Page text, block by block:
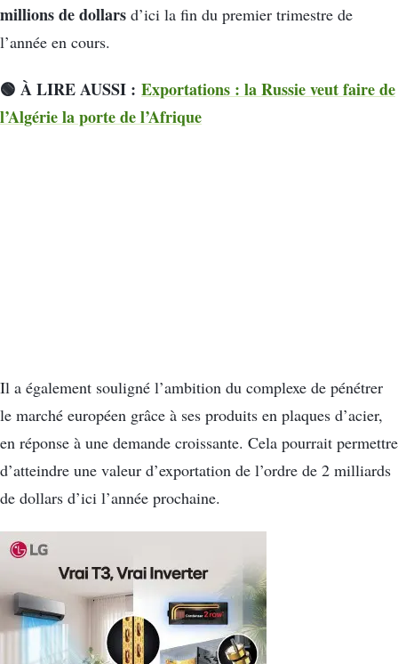
millions de dollars d’ici la fin du premier trimestre de
l’année en cours.
🟢 À LIRE AUSSI : Exportations : la Russie veut faire de
l’Algérie la porte de l’Afrique
Il a également souligné l’ambition du complexe de pénétrer
le marché européen grâce à ses produits en plaques d’acier,
en réponse à une demande croissante. Cela pourrait permettre
d’atteindre une valeur d’exportation de l’ordre de 2 milliards
de dollars d’ici l’année prochaine.